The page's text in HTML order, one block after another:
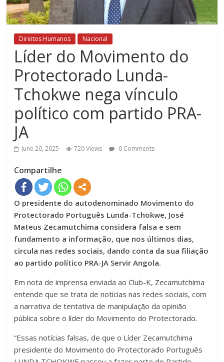
Direitos Humanos Nacional
Líder do Movimento do
Protectorado Lunda-
Tchokwe nega vínculo
político com partido PRA-
JA
June 20, 2025 720 Views 0 Comments
Compartilhe
O presidente do autodenominado Movimento do
Protectorado Português Lunda-Tchokwe, José
Mateus Zecamutchima considera falsa e sem
fundamento a informação, que nos últimos dias,
circula nas redes sociais, dando conta da sua filiação
ao partido político PRA-JA Servir Angola.
Em nota de imprensa enviada ao Club-K, Zecamutchima
entende que se trata de notícias nas redes sociais, com
a narrativa de tentativa de manipulação da opinião
pública sobre o líder do Movimento do Protectorado.
“Essas notícias falsas, de que o Líder Zecamutchima
presidente do Movimento do Protectorado Português